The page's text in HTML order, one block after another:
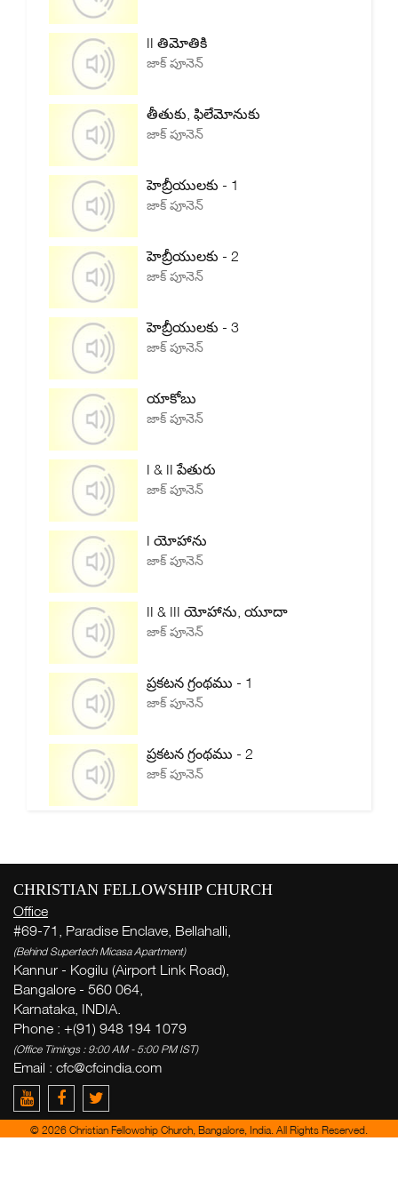
II తిమోతికి
జాక్ పూనెన్
తీతుకు, ఫిలేమోనుకు
జాక్ పూనెన్
హెబ్రీయులకు - 1
జాక్ పూనెన్
హెబ్రీయులకు - 2
జాక్ పూనెన్
హెబ్రీయులకు - 3
జాక్ పూనెన్
యాకోబు
జాక్ పూనెన్
I & II పేతురు
జాక్ పూనెన్
I యోహాను
జాక్ పూనెన్
II & III యోహాను, యూదా
జాక్ పూనెన్
ప్రకటన గ్రంథము - 1
జాక్ పూనెన్
ప్రకటన గ్రంథము - 2
జాక్ పూనెన్
CHRISTIAN FELLOWSHIP CHURCH
Office
#69-71, Paradise Enclave, Bellahalli,
(Behind Supertech Micasa Apartment)
Kannur - Kogilu (Airport Link Road),
Bangalore - 560 064,
Karnataka, INDIA.
Phone : +(91) 948 194 1079
(Office Timings : 9:00 AM - 5:00 PM IST)
Email : cfc@cfcindia.com
© 2026 Christian Fellowship Church, Bangalore, India. All Rights Reserved.